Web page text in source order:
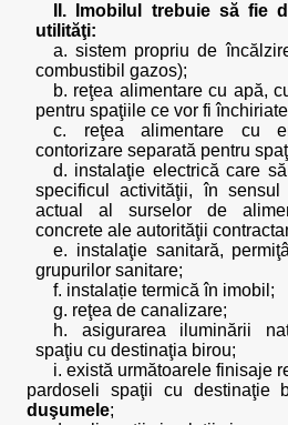
II. Imobilul trebuie să fie
utilităţi:
a. sistem propriu de
combustibil gazos);
b. reţea alimentare cu apă,
pentru spaţiile ce vor fi
c. reţea alimentare cu
contorizare separată pentru
d. instalaţie electrică care
specificul activităţii, în sensul
actual al surselor de
concrete ale autorităţii
e. instalaţie sanitară,
grupurilor sanitare;
f. instalație termică în imobil;
g. reţea de canalizare;
h. asigurarea iluminării
spaţiu cu destinaţia birou;
i. există următoarele finisaje
pardoseli spaţii cu destinaţie
duşumele;